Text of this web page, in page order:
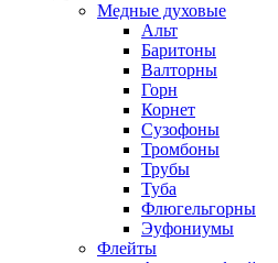
Медные духовые
Альт
Баритоны
Валторны
Горн
Корнет
Сузофоны
Тромбоны
Трубы
Туба
Флюгельгорны
Эуфониумы
Флейты